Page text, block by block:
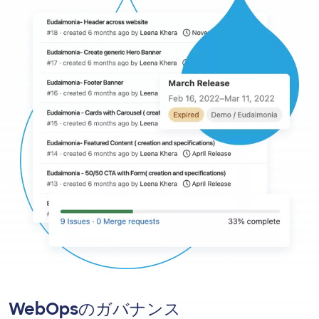
WebOpsのガバナンス